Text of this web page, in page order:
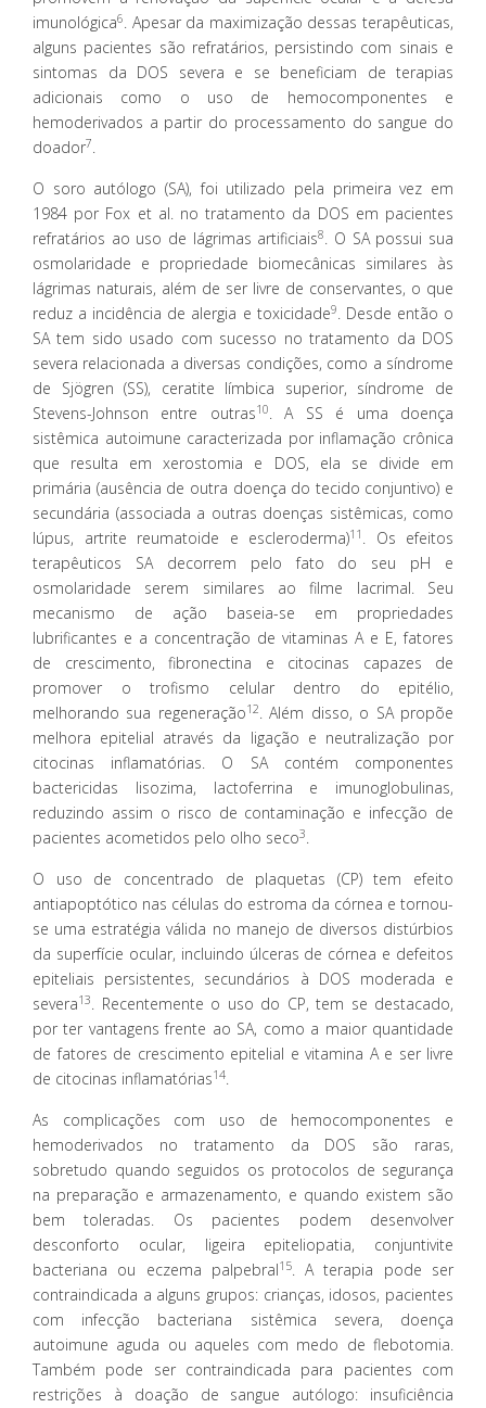
imunológica6. Apesar da maximização dessas terapêuticas,
alguns pacientes são refratários, persistindo com sinais e
sintomas da DOS severa e se beneficiam de terapias
adicionais como o uso de hemocomponentes e
hemoderivados a partir do processamento do sangue do
doador7.
O soro autólogo (SA), foi utilizado pela primeira vez em
1984 por Fox et al. no tratamento da DOS em pacientes
refratários ao uso de lágrimas artificiais8. O SA possui sua
osmolaridade e propriedade biomecânicas similares às
lágrimas naturais, além de ser livre de conservantes, o que
reduz a incidência de alergia e toxicidade9. Desde então o
SA tem sido usado com sucesso no tratamento da DOS
severa relacionada a diversas condições, como a síndrome
de Sjögren (SS), ceratite límbica superior, síndrome de
Stevens-Johnson entre outras10. A SS é uma doença
sistêmica autoimune caracterizada por inflamação crônica
que resulta em xerostomia e DOS, ela se divide em
primária (ausência de outra doença do tecido conjuntivo) e
secundária (associada a outras doenças sistêmicas, como
lúpus, artrite reumatoide e escleroderma)11 . Os efeitos
terapêuticos SA decorrem pelo fato do seu pH e
osmolaridade serem similares ao filme lacrimal. Seu
mecanismo de ação baseia-se em propriedades
lubrificantes e a concentração de vitaminas A e E, fatores
de crescimento, fibronectina e citocinas capazes de
promover o trofismo celular dentro do epitélio,
melhorando sua regeneração12. Além disso, o SA propõe
melhora epitelial através da ligação e neutralização por
citocinas inflamatórias. O SA contém componentes
bactericidas lisozima, lactoferrina e imunoglobulinas,
reduzindo assim o risco de contaminação e infecção de
pacientes acometidos pelo olho seco3.
O uso de concentrado de plaquetas (CP) tem efeito
antiapoptótico nas células do estroma da córnea e tornou-
se uma estratégia válida no manejo de diversos distúrbios
da superfície ocular, incluindo úlceras de córnea e defeitos
epiteliais persistentes, secundários à DOS moderada e
severa13. Recentemente o uso do CP, tem se destacado,
por ter vantagens frente ao SA, como a maior quantidade
de fatores de crescimento epitelial e vitamina A e ser livre
de citocinas inflamatórias14.
As complicações com uso de hemocomponentes e
hemoderivados no tratamento da DOS são raras,
sobretudo quando seguidos os protocolos de segurança
na preparação e armazenamento, e quando existem são
bem toleradas. Os pacientes podem desenvolver
desconforto ocular, ligeira epiteliopatia, conjuntivite
bacteriana ou eczema palpebral15. A terapia pode ser
contraindicada a alguns grupos: crianças, idosos, pacientes
com infecção bacteriana sistêmica severa, doença
autoimune aguda ou aqueles com medo de flebotomia.
Também pode ser contraindicada para pacientes com
restrições à doação de sangue autólogo: insuficiência